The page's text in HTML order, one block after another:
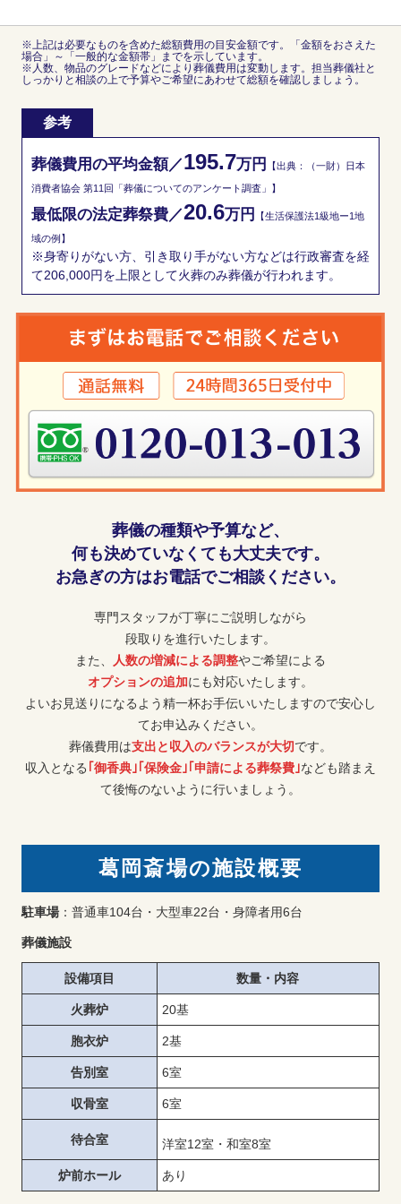
※上記は必要なものを含めた総額費用の目安金額です。「金額をおさえた
場合」～「一般的な金額帯」までを示しています。
※人数、物品のグレードなどにより葬儀費用は変動します。担当葬儀社と
しっかりと相談の上で予算やご希望にあわせて総額を確認しましょう。
参考
葬儀費用の平均金額／195.7万円 【出典：（一財）日本
消費者協会 第11回「葬儀についてのアンケート調査」】
最低限の法定葬祭費／20.6万円 【生活保護法1級地ー1地
域の例】
※身寄りがない方、引き取り手がない方などは行政審査を経
て206,000円を上限として火葬のみ葬儀が行われます。
葬儀の種類や予算など、
何も決めていなくても大丈夫です。
お急ぎの方はお電話でご相談ください。
専門スタッフが丁寧にご説明しながら
段取りを進行いたします。
また、
人数の増減による調整やご希望による
オプションの追加にも対応いたします。
よいお見送りになるよう精一杯お手伝いいたしますので安心し
てお申込みください。
葬儀費用は支出と収入のバランスが大切です。
収入となる ｢御香典｣｢保険金｣｢申請による葬祭費｣なども踏まえ
て後悔のないように行いましょう。
葛岡斎場の施設概要
駐車場：普通車104台・大型車22台・身障者用6台
葬儀施設
設備項目 数量・内容
火葬炉 20基
胞衣炉 2基
告別室 6室
収骨室 6室
待合室 洋室12室・和室8室
炉前ホール あり